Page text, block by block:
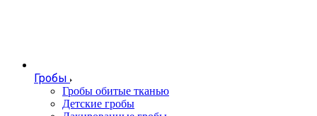
Гробы
Гробы обитые тканью
Детские гробы